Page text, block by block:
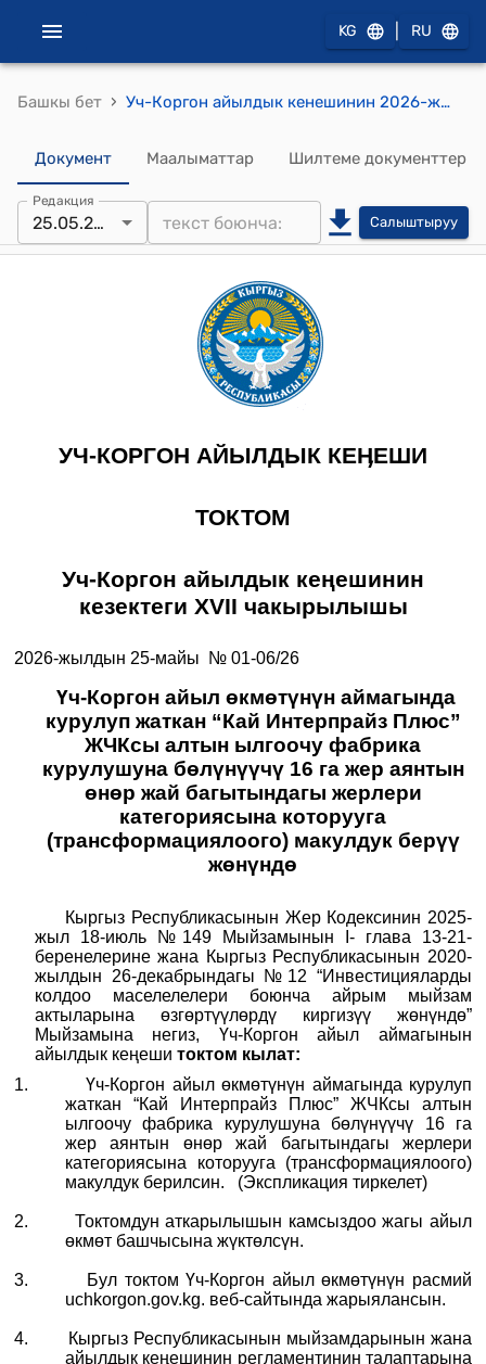
KG RU
Башкы бет › Уч-Коргон айылдык кенешинин 2026-жылдын 25-майындагы №01-06/26 "Үч-Коргон айыл өкмөтүнүн аймагында курулуп жаткан “Кай Интерпрайз Плюс” ЖЧКсы алтын ылгоочу фабрика курулушуна бөлүнүүчү 16 га жер аянтын өнөр жай багытындагы жерлери категориясына которууга (трансформациялоого) макулдук берүү жөнүндө" токтому
Документ Маалыматтар Шилтеме документтер
Редакция
25.05.2026 Салыштыруу